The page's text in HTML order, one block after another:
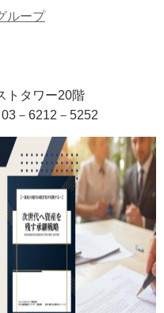
ループ
トタワー20階
03－6212－5252